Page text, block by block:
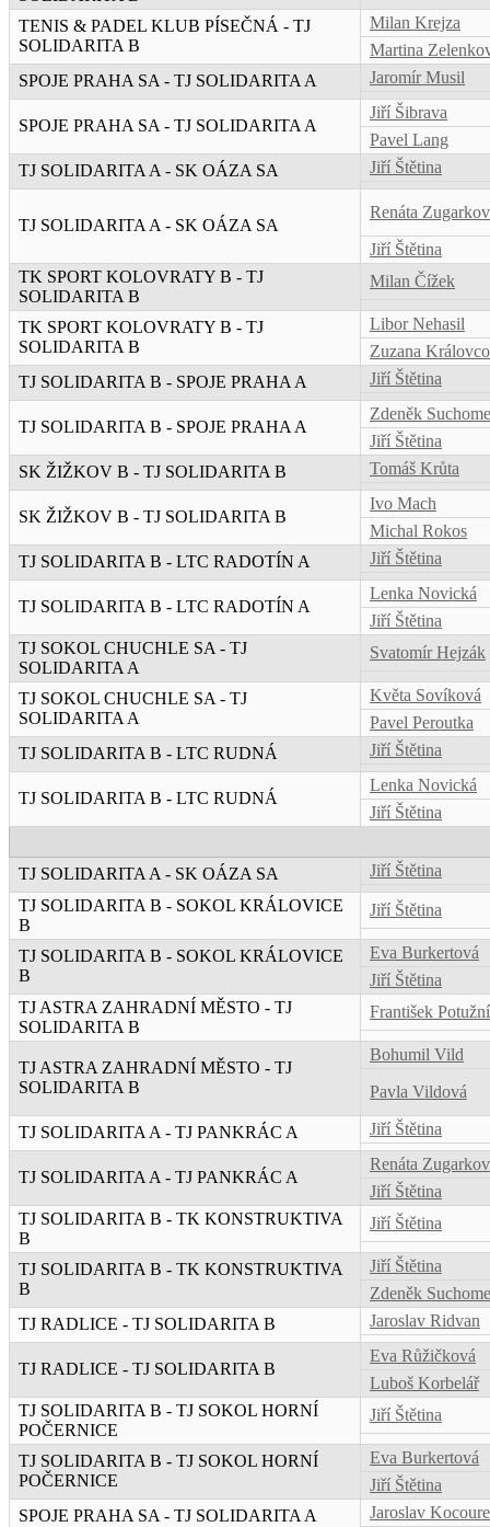
TENIS & PADEL KLUB PÍSEČNÁ - TJ
SOLIDARITA B
Milan Krejza
Martina
SPOJE PRAHA SA - TJ SOLIDARITA A
Jaromír Musil
SPOJE PRAHA SA - TJ SOLIDARITA A
Jiří Šibrava
Pavel Lang
TJ SOLIDARITA A - SK OÁZA SA
Jiří Štětina
TJ SOLIDARITA A - SK OÁZA SA
Renáta
Jiří Štětina
TK SPORT KOLOVRATY B - TJ
SOLIDARITA B
Milan Čížek
TK SPORT KOLOVRATY B - TJ
SOLIDARITA B
Libor Nehasil
Zuzana
TJ SOLIDARITA B - SPOJE PRAHA A
Jiří Štětina
TJ SOLIDARITA B - SPOJE PRAHA A
Zdeněk
Jiří Štětina
SK ŽIŽKOV B - TJ SOLIDARITA B
Tomáš Krůta
SK ŽIŽKOV B - TJ SOLIDARITA B
Ivo Mach
Michal Rokos
TJ SOLIDARITA B - LTC RADOTÍN A
Jiří Štětina
TJ SOLIDARITA B - LTC RADOTÍN A
Lenka Novická
Jiří Štětina
TJ SOKOL CHUCHLE SA - TJ
SOLIDARITA A
Svatomír Hejzák
TJ SOKOL CHUCHLE SA - TJ
SOLIDARITA A
Květa Sovíková
Pavel Peroutka
TJ SOLIDARITA B - LTC RUDNÁ
Jiří Štětina
TJ SOLIDARITA B - LTC RUDNÁ
Lenka Novická
Jiří Štětina
TJ SOLIDARITA A - SK OÁZA SA
Jiří Štětina
TJ SOLIDARITA B - SOKOL KRÁLOVICE
B
Jiří Štětina
TJ SOLIDARITA B - SOKOL KRÁLOVICE
B
Eva Burkertová
Jiří Štětina
TJ ASTRA ZAHRADNÍ MĚSTO - TJ
SOLIDARITA B
František
TJ ASTRA ZAHRADNÍ MĚSTO - TJ
SOLIDARITA B
Bohumil Vild
Pavla Vildová
TJ SOLIDARITA A - TJ PANKRÁC A Jiří Štětina
TJ SOLIDARITA A - TJ PANKRÁC A
Renáta
Jiří Štětina
TJ SOLIDARITA B - TK KONSTRUKTIVA
B
Jiří Štětina
TJ SOLIDARITA B - TK KONSTRUKTIVA
B
Jiří Štětina
Zdeněk
TJ RADLICE - TJ SOLIDARITA B
Jaroslav Ridvan
TJ RADLICE - TJ SOLIDARITA B
Eva Růžičková
Luboš Korbelář
TJ SOLIDARITA B - TJ SOKOL HORNÍ
POČERNICE
Jiří Štětina
TJ SOLIDARITA B - TJ SOKOL HORNÍ
POČERNICE
Eva Burkertová
Jiří Štětina
SPOJE PRAHA SA - TJ SOLIDARITA A
Jaroslav